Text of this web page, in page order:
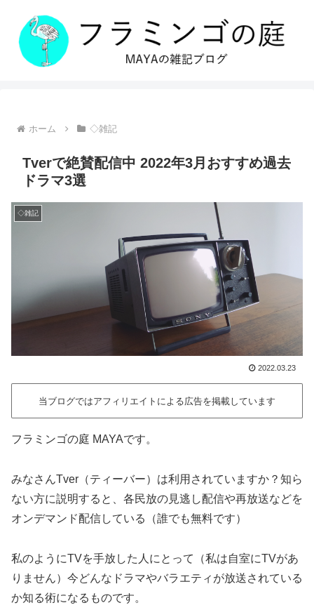
ホーム ◇雑記
Tverで絶賛配信中 2022年3月おすすめ過去
ドラマ3選
◇雑記
2022.03.23
当ブログではアフィリエイトによる広告を掲載しています
フラミンゴの庭 MAYAです。
みなさんTver（ティーバー）は利用されていますか？知ら
ない方に説明すると、各民放の見逃し配信や再放送などを
オンデマンド配信している（誰でも無料です）
私のようにTVを手放した人にとって（私は自室にTVがあ
りません）今どんなドラマやバラエティが放送されている
か知る術になるものです。